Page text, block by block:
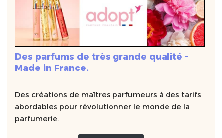
Des parfums de très grande qualité -
Made in France.
Des créations de maîtres parfumeurs à des tarifs
abordables pour révolutionner le monde de la
parfumerie.